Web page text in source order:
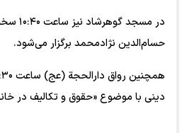
در
حسام‌الدین نژادمحمد برگزار می‌شود.
دینی با موضوع «حقوق و تکالیف در